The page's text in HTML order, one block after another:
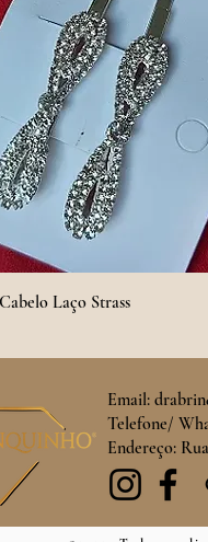
Laço Strass
Email:
Telefone/
Endereço: